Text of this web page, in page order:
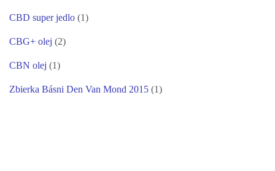
CBD super jedlo (1)
CBG+ olej (2)
CBN olej (1)
Zbierka Básni Den Van Mond 2015 (1)